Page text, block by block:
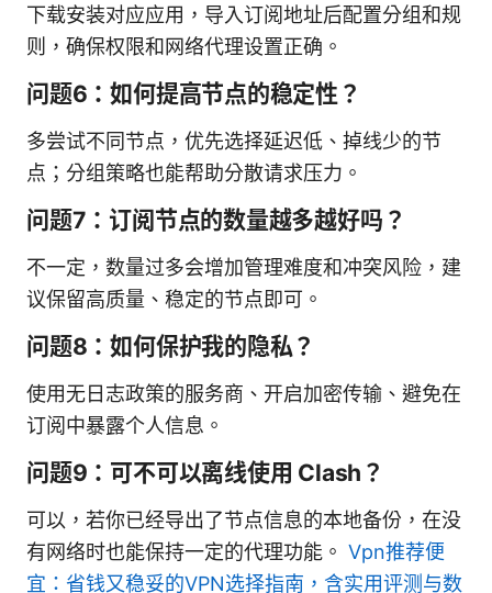
下载安装对应应用，导入订阅地址后配置分组和规
则，确保权限和网络代理设置正确。
问题6：如何提高节点的稳定性？
多尝试不同节点，优先选择延迟低、掉线少的节
点；分组策略也能帮助分散请求压力。
问题7：订阅节点的数量越多越好吗？
不一定，数量过多会增加管理难度和冲突风险，建
议保留高质量、稳定的节点即可。
问题8：如何保护我的隐私？
使用无日志政策的服务商、开启加密传输、避免在
订阅中暴露个人信息。
问题9：可不可以离线使用 Clash？
可以，若你已经导出了节点信息的本地备份，在没
有网络时也能保持一定的代理功能。 Vpn推荐便
宜：省钱又稳妥的VPN选择指南，含实用评测与数